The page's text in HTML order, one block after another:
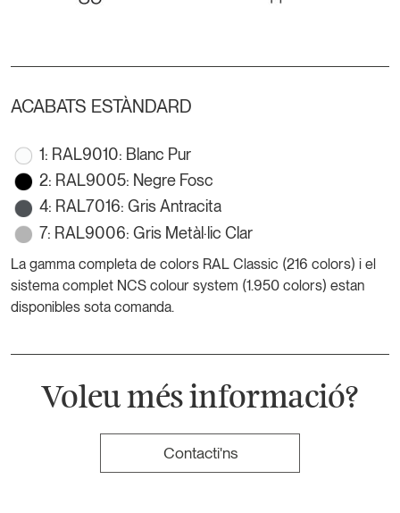
ACABATS ESTÀNDARD
1: RAL9010: Blanc Pur
2: RAL9005: Negre Fosc
4: RAL7016: Gris Antracita
7: RAL9006: Gris Metàl·lic Clar
La gamma completa de colors RAL Classic (216 colors) i el
sistema complet NCS colour system (1.950 colors) estan
disponibles sota comanda.
Voleu més informació?
Contacti'ns